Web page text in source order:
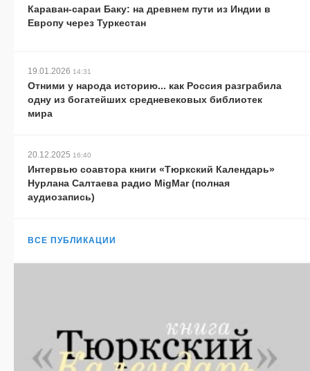
Караван-сараи Баку: на древнем пути из Индии в
Европу через Туркестан
19.01.2026 14:31
Отними у народа историю... как Россия разграбила
одну из богатейших средневековых библиотек
мира
20.12.2025 16:40
Интервью соавтора книги «Тюркский Календарь»
Нурлана Салтаева радио MigMar (полная
аудиозапись)
ВСЕ ПУБЛИКАЦИИ